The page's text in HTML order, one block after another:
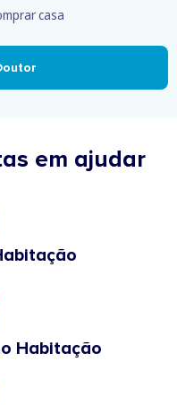
casa
em ajudar
Habitação